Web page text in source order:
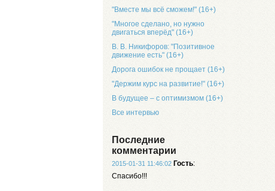
"Вместе мы всё сможем!" (16+)
"Многое сделано, но нужно
двигаться вперёд" (16+)
В. В. Никифоров: "Позитивное
движение есть" (16+)
Дорога ошибок не прощает (16+)
"Держим курс на развитие!" (16+)
В будущее – с оптимизмом (16+)
Все интервью
Последние
комментарии
2015-01-31 11:46:02 Гость:
Спасибо!!!